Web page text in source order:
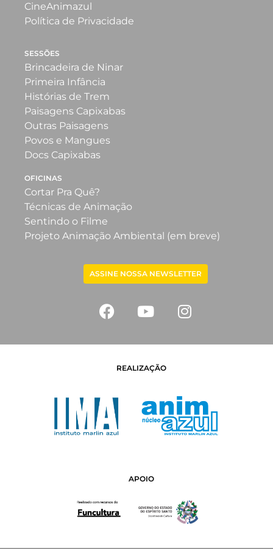
CineAnimazul
Política de Privacidade
SESSÕES
Brincadeira de Ninar
Primeira Infância
Histórias de Trem
Paisagens Capixabas
Outras Paisagens
Povos e Mangues
Docs Capixabas
OFICINAS
Cortar Pra Quê?
Técnicas de Animação
Sentindo o Filme
Projeto Animação Ambiental (em breve)
ASSINE NOSSA NEWSLETTER
REALIZAÇÃO
APOIO